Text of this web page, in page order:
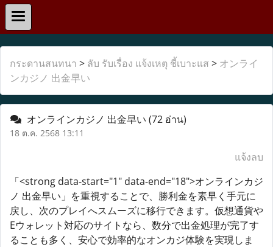
กระดานสนทนา > ลับ รับเรื่อง แจ้งเหตุ ชี้เบาะแส > オンライ
ンカジノ 出金早い
オンラインカジノ 出金早い (72 อ่าน)
18 ต.ค. 2568 13:11
แจ้งลบ
「<strong data-start="1" data-end="18">オンラインカジ
ノ 出金早い」を重視することで、勝利金を素早く手元に
戻し、次のプレイへスムーズに移行できます。仮想通貨や
Eウォレット対応のサイトなら、数分で出金処理が完了す
ることも多く、安心で効率的なオンカジ体験を実現しま